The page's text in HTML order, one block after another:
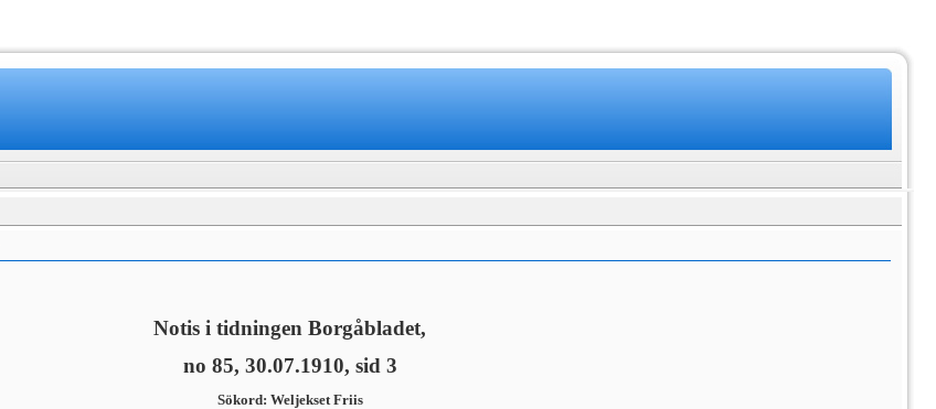
Notis i tidningen Borgåbladet,
no 85, 30.07.1910, sid 3
Sökord: Weljekset Friis